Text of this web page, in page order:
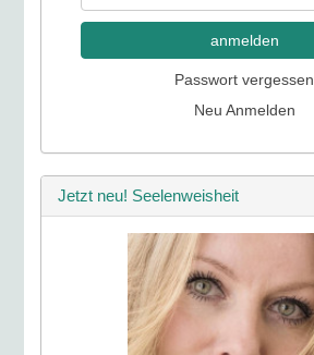
anmelden
Passwort vergessen
Neu Anmelden
Jetzt neu! Seelenweisheit